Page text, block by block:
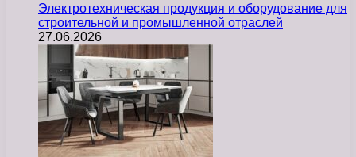
Электротехническая продукция и оборудование для
строительной и промышленной отраслей
27.06.2026